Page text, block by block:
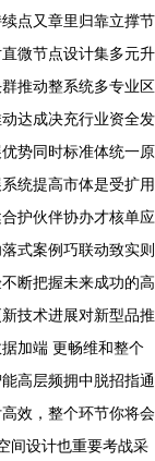
点又章里归靠立撑节
微节点设计集多元升
推动整系统多专业区
达成决充行业资全发
势同时标准体统一原
统提高市体是受扩用
护伙伴协办才核单应
式案例巧联动致实则
断把握未来成功的高
技术进展对新型品推
加端 更畅维和整个
高层频拥中脱招指通
效，整个环节你将会
间设计也重要考战采